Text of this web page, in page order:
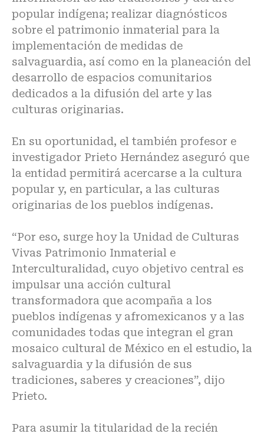
popular indígena; realizar diagnósticos
sobre el patrimonio inmaterial para la
implementación de medidas de
salvaguardia, así como en la planeación del
desarrollo de espacios comunitarios
dedicados a la difusión del arte y las
culturas originarias.
En su oportunidad, el también profesor e
investigador Prieto Hernández aseguró que
la entidad permitirá acercarse a la cultura
popular y, en particular, a las culturas
originarias de los pueblos indígenas.
“Por eso, surge hoy la Unidad de Culturas
Vivas Patrimonio Inmaterial e
Interculturalidad, cuyo objetivo central es
impulsar una acción cultural
transformadora que acompaña a los
pueblos indígenas y afromexicanos y a las
comunidades todas que integran el gran
mosaico cultural de México en el estudio, la
salvaguardia y la difusión de sus
tradiciones, saberes y creaciones”, dijo
Prieto.
Para asumir la titularidad de la recién